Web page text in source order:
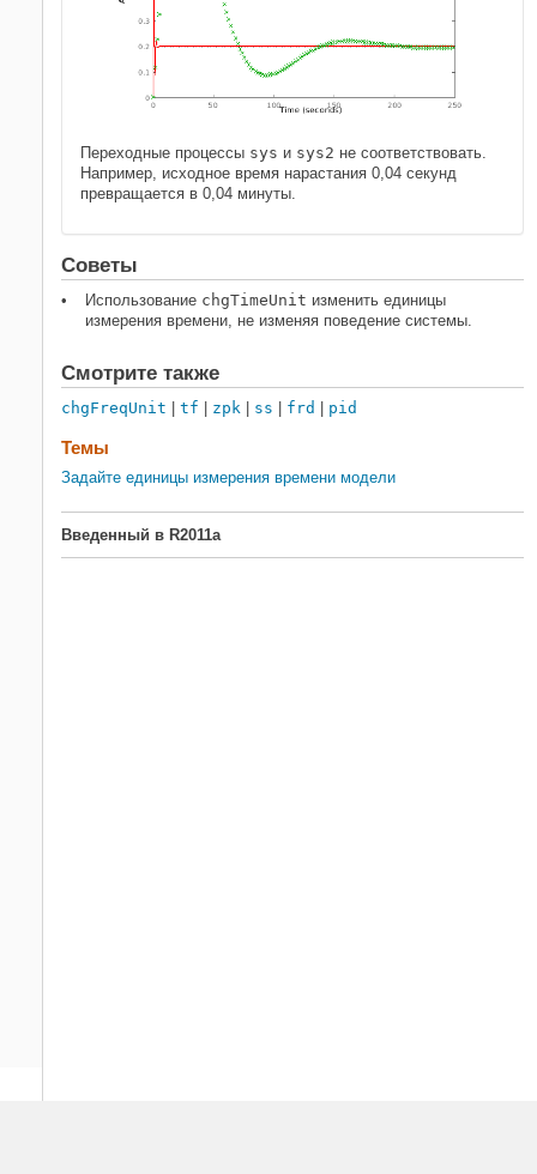
Переходные процессы sys и sys2 не соответствовать.
Например, исходное время нарастания 0,04 секунд
превращается в 0,04 минуты.
Советы
Использование chgTimeUnit изменить единицы
измерения времени, не изменяя поведение системы.
Смотрите также
chgFreqUnit tf zpk ss frd pid
Темы
Задайте единицы измерения времени модели
Введенный в R2011a